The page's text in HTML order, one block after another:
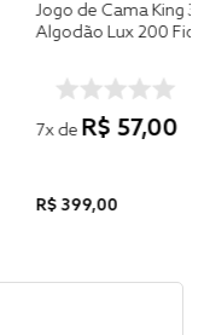
Jogo de Cama King 3
Algodão Lux 200 Fios
7x de R$ 57,00
R$399,00